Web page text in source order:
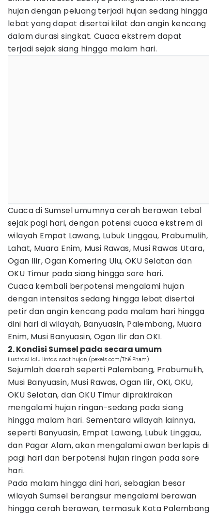
hujan dengan peluang terjadi hujan sedang hingga
lebat yang dapat disertai kilat dan angin kencang
dalam durasi singkat. Cuaca ekstrem dapat
terjadi sejak siang hingga malam hari.
Cuaca di Sumsel umumnya cerah berawan tebal
sejak pagi hari, dengan potensi cuaca ekstrem di
wilayah Empat Lawang, Lubuk Linggau, Prabumulih,
Lahat, Muara Enim, Musi Rawas, Musi Rawas Utara,
Ogan Ilir, Ogan Komering Ulu, OKU Selatan dan
OKU Timur pada siang hingga sore hari.
Cuaca kembali berpotensi mengalami hujan
dengan intensitas sedang hingga lebat disertai
petir dan angin kencang pada malam hari hingga
dini hari di wilayah, Banyuasin, Palembang, Muara
Enim, Musi Banyuasin, Ogan Ilir dan OKI.
2. Kondisi Sumsel pada secara umum
ilustrasi lalu lintas saat hujan (pexels.com/Thể Phạm)
Sejumlah daerah seperti Palembang, Prabumulih,
Musi Banyuasin, Musi Rawas, Ogan Ilir, OKI, OKU,
OKU Selatan, dan OKU Timur diprakirakan
mengalami hujan ringan-sedang pada siang
hingga malam hari. Sementara wilayah lainnya,
seperti Banyuasin, Empat Lawang, Lubuk Linggau,
dan Pagar Alam, akan mengalami awan berlapis di
pagi hari dan berpotensi hujan ringan pada sore
hari.
Pada malam hingga dini hari, sebagian besar
wilayah Sumsel berangsur mengalami berawan
hingga cerah berawan, termasuk Kota Palembang